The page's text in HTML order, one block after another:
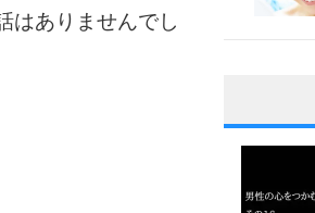
はありませんでし
1